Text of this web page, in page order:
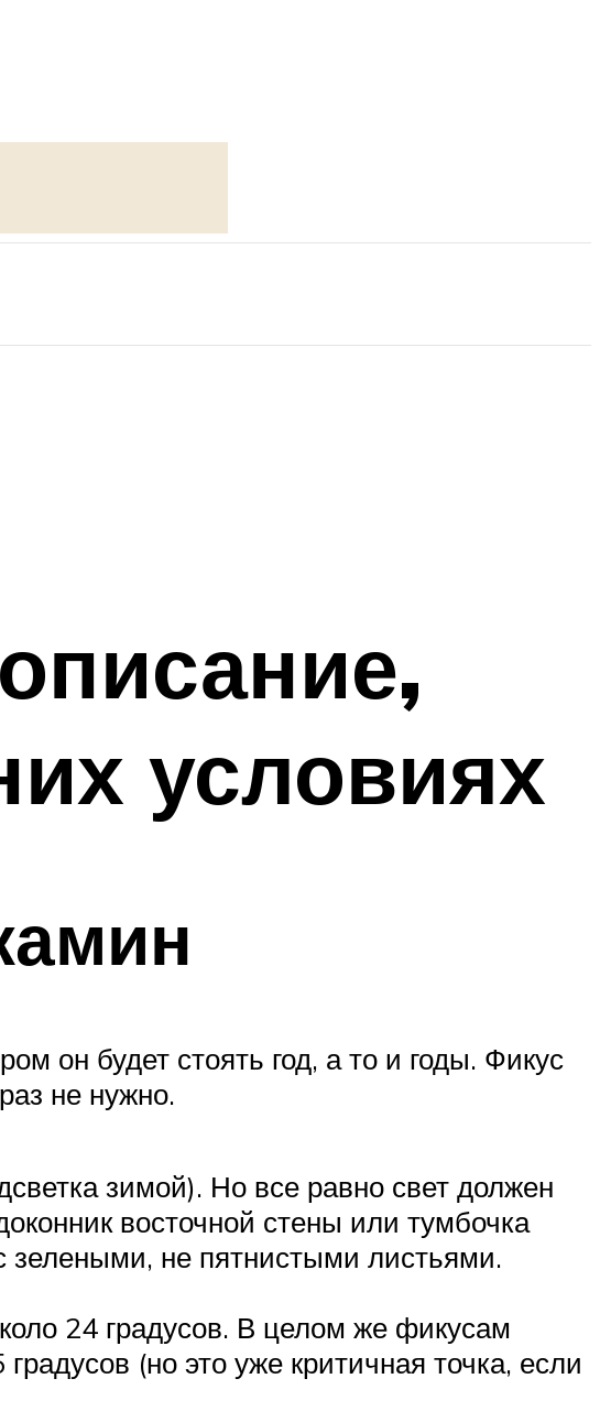
условиях
он будет стоять год, а то и годы. Фикус
не нужно.
зимой). Но все равно свет должен
восточной стены или тумбочка
зелеными, не пятнистыми листьями.
24 градусов. В целом же фикусам
(но это уже критичная точка, если